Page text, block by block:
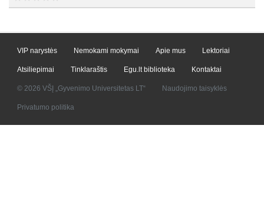
VIP narystės Nemokami mokymai Apie mus Lektoriai
Atsiliepimai Tinklaraštis Egu.lt biblioteka Kontaktai
© 2026 VŠĮ „Gyvenimo Universitetas LT“ Naudojimo taisyklės
Privatumo politika